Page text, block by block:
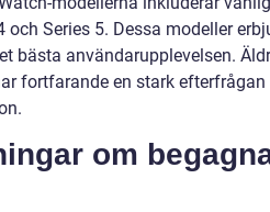
Series 5. Dessa modeller
bästa användarupplevelsen.
fortfarande en stark
om